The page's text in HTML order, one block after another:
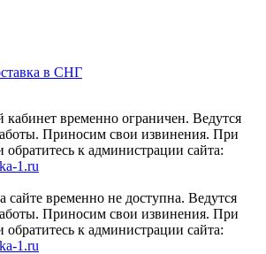
в СНГ
временно ограничен. Ведутся
Приносим свои извинения. При
обратитесь к администрации сайта:
1.ru
сайте временно не доступна. Ведутся
Приносим свои извинения. При
обратитесь к администрации сайта:
1.ru